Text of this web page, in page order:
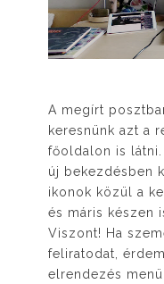
A megírt
keresnünk azt a
főoldalon is látni.
új bekezdésben
ikonok közül a
és máris készen
Viszont! Ha
feliratodat,
elrendezés